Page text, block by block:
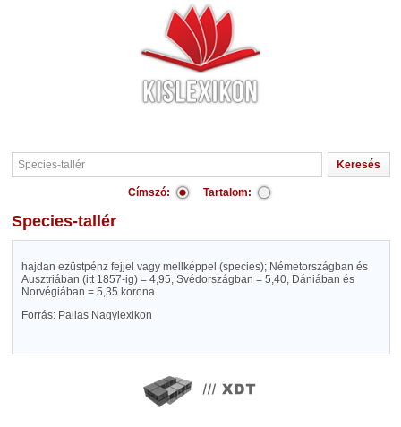
Címszó: Tartalom:
Species-tallér
hajdan ezüstpénz fejjel vagy mellképpel (species); Németországban és
Ausztriában (itt 1857-ig) = 4,95, Svédországban = 5,40, Dániában és
Norvégiában = 5,35 korona.
Forrás: Pallas Nagylexikon